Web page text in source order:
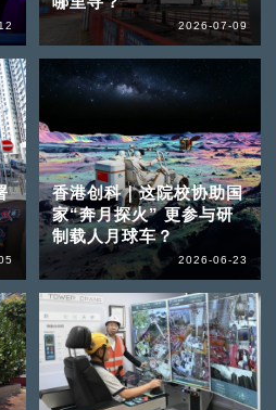
2026-07-09
香港创科｜这院校协助国
家“奔月探火” 更参与研
制载人月球车？
2026-06-23